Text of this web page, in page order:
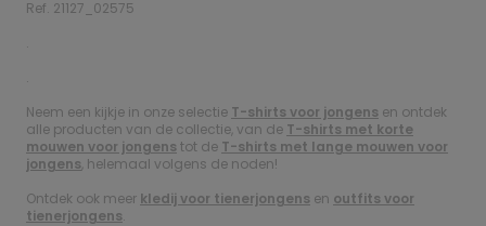
Ref. 21127_02575
.
.
Neem een kijkje in onze selectie T-shirts voor jongens en ontdek
alle producten van de collectie, van de T-shirts met korte
mouwen voor jongens tot de T-shirts met lange mouwen voor
jongens , helemaal volgens de noden!
Ontdek ook meer kledij voor tienerjongens en outfits voor
tienerjongens.